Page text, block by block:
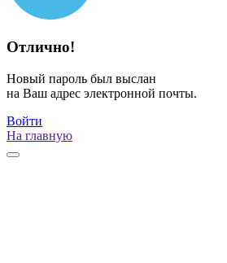
Отлично!
Новый пароль был выслан
на Ваш адрес электронной почты.
Войти
На главную